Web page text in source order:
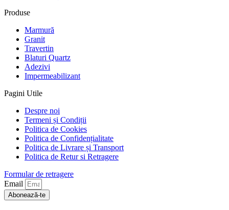
Produse
Marmură
Granit
Travertin
Blaturi Quartz
Adezivi
Impermeabilizant
Pagini Utile
Despre noi
Termeni și Condiții
Politica de Cookies
Politica de Confidențialitate
Politica de Livrare și Transport
Politica de Retur si Retragere
Formular de retragere
Email
Abonează-te